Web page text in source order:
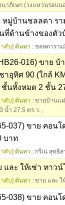
าภิเษก (วงแหวนรอบน
มู่บ้านชลลดา รา
ที่ด้านข้างของตั
ศับ] ค้นหา : ชลลดารา
016) ขาย
อุทิศ 90 (ใกล้
ชั้นทั้งหมด 2 ชั้น
ศับ] ค้นหา : ขายบ้านแ
น้ำ 27.5 ตร.ว. ,
037) ขาย คอน
บาท
ศับ] ค้นหา : กรีเน่ สุทธิส
และ ให้เช่า ทา
ศับ] ค้นหา : ขาย และ
038) ขาย คอน